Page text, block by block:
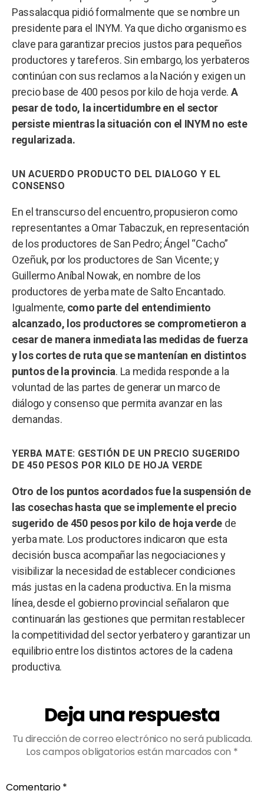
Passalacqua pidió formalmente que se nombre un
presidente para el INYM. Ya que dicho organismo es
clave para garantizar precios justos para pequeños
productores y tareferos. Sin embargo, los yerbateros
continúan con sus reclamos a la Nación y exigen un
precio base de 400 pesos por kilo de hoja verde. A
pesar de todo, la incertidumbre en el sector
persiste mientras la situación con el INYM no este
regularizada.
UN ACUERDO PRODUCTO DEL DIALOGO Y EL
CONSENSO
En el transcurso del encuentro, propusieron como
representantes a Omar Tabaczuk, en representación
de los productores de San Pedro; Ángel “Cacho”
Ozeñuk, por los productores de San Vicente; y
Guillermo Aníbal Nowak, en nombre de los
productores de yerba mate de Salto Encantado.
Igualmente, como parte del entendimiento
alcanzado, los productores se comprometieron a
cesar de manera inmediata las medidas de fuerza
y los cortes de ruta que se mantenían en distintos
puntos de la provincia. La medida responde a la
voluntad de las partes de generar un marco de
diálogo y consenso que permita avanzar en las
demandas.
YERBA MATE: GESTIÓN DE UN PRECIO SUGERIDO
DE 450 PESOS POR KILO DE HOJA VERDE
Otro de los puntos acordados fue la suspensión de
las cosechas hasta que se implemente el precio
sugerido de 450 pesos por kilo de hoja verde de
yerba mate. Los productores indicaron que esta
decisión busca acompañar las negociaciones y
visibilizar la necesidad de establecer condiciones
más justas en la cadena productiva. En la misma
línea, desde el gobierno provincial señalaron que
continuarán las gestiones que permitan restablecer
la competitividad del sector yerbatero y garantizar un
equilibrio entre los distintos actores de la cadena
productiva.
Deja una respuesta
Tu dirección de correo electrónico no será publicada.
Los campos obligatorios están marcados con *
Comentario*